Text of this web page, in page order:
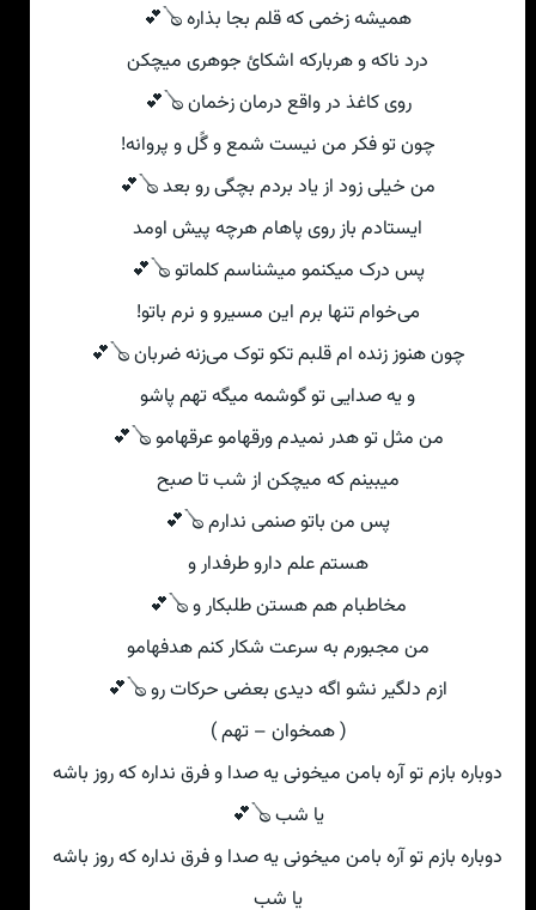
همیشه زخمی که قلم بجا بذاره 🪕💕
درد ناکه و هربارکه اشکائ جوهری میچکن
روی کاغذ در واقع درمان زخمان 🪕💕
چون تو فکر من نیست شمع و گًل و پروانه!
من خیلی‌ زود از یاد بردم بچگی‌ رو بعد 🪕💕
ایستادم باز روی پاهام هرچه پیش اومد
پس درک میکنمو میشناسم کلماتو 🪕💕
می‌خوام تنها برم این مسیرو و نرم باتو!
چون هنوز زنده ام قلبم تکو توک می‌زنه ضربان 🪕💕
و یه صدایی تو گوشمه میگه تهم پاشو
من مثل تو هدر نمیدم ورقهامو عرقهامو 🪕💕
میبینم که میچکن از شب تا صبح
پس من باتو صنمی ندارم 🪕💕
هستم علم دارو طرفدار و
مخاطبام هم هستن طلبکار و 🪕💕
من مجبورم به سرعت شکار کنم هدفهامو
ازم دلگیر نشو اگه دیدی بعضی‌ حرکات رو 🪕💕
( همخوان – تهم )
دوباره بازم تو آره بامن میخونی‌ یه صدا و فرق نداره که روز باشه
یا شب 🪕💕
دوباره بازم تو آره بامن میخونی‌ یه صدا و فرق نداره که روز باشه
یا شب